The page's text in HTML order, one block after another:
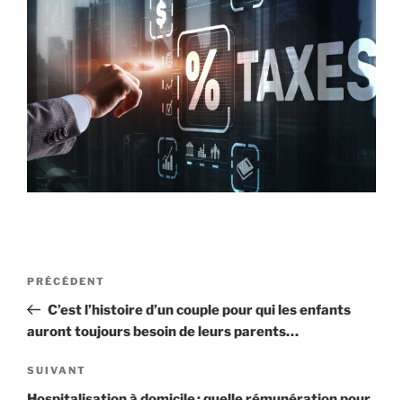
Navigation
l’article
Article
précédent
PRÉCÉDENT
C’est l’histoire d’un couple pour qui les enfants
auront toujours besoin de leurs parents…
Article
suivant
SUIVANT